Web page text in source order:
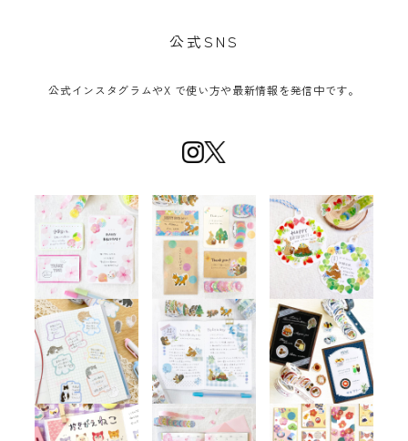
公式SNS
公式インスタグラムやX で使い方や最新情報を発信中です。